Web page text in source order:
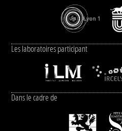
Les laboratoires participant
Dans le cadre de